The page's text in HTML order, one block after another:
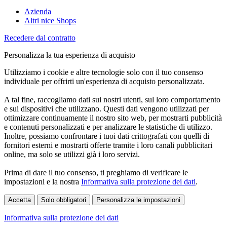
Azienda
Altri nice Shops
Recedere dal contratto
Personalizza la tua esperienza di acquisto
Utilizziamo i cookie e altre tecnologie solo con il tuo consenso
individuale per offrirti un'esperienza di acquisto personalizzata.
A tal fine, raccogliamo dati sui nostri utenti, sul loro comportamento
e sui dispositivi che utilizzano. Questi dati vengono utilizzati per
ottimizzare continuamente il nostro sito web, per mostrarti pubblicità
e contenuti personalizzati e per analizzare le statistiche di utilizzo.
Inoltre, possiamo confrontare i tuoi dati crittografati con quelli di
fornitori esterni e mostrarti offerte tramite i loro canali pubblicitari
online, ma solo se utilizzi già i loro servizi.
Prima di dare il tuo consenso, ti preghiamo di verificare le
impostazioni e la nostra Informativa sulla protezione dei dati.
Accetta Solo obbligatori Personalizza le impostazioni
Informativa sulla protezione dei dati